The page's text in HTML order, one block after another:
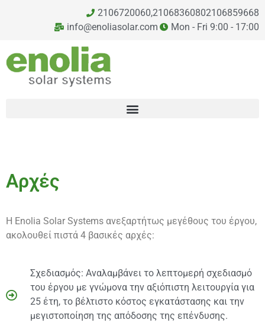
2106720060,21068360802106859668
info@enoliasolar.com
Mon - Fri 9:00 - 17:00
Αρχές
Η Enolia Solar Systems ανεξαρτήτως μεγέθους του έργου,
ακολουθεί πιστά 4 βασικές αρχές:
Σχεδιασμός: Αναλαμβάνει το λεπτομερή σχεδιασμό
του έργου με γνώμονα την αξιόπιστη λειτουργία για
25 έτη, το βέλτιστο κόστος εγκατάστασης και την
μεγιστοποίηση της απόδοσης της επένδυσης.